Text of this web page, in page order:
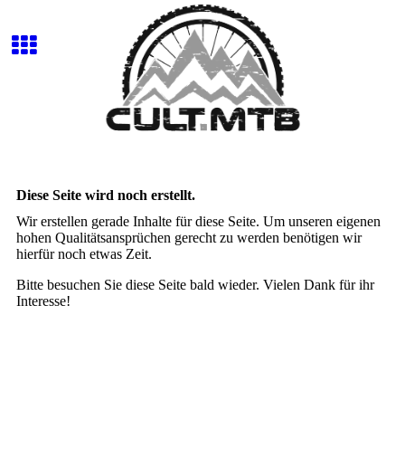
Diese Seite wird noch erstellt.
Wir erstellen gerade Inhalte für diese Seite. Um unseren eigenen
hohen Qualitätsansprüchen gerecht zu werden benötigen wir
hierfür noch etwas Zeit.
Bitte besuchen Sie diese Seite bald wieder. Vielen Dank für ihr
Interesse!